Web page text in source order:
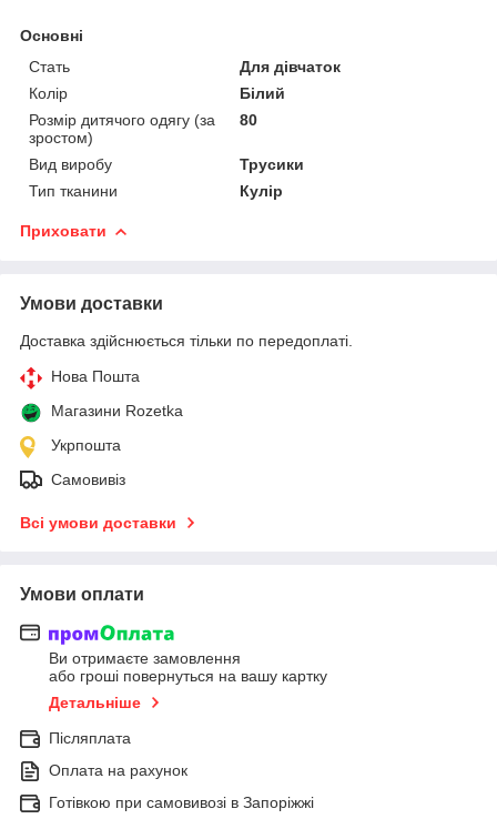
Основні
Стать
Для дівчаток
Колір
Білий
Розмір дитячого одягу (за
зростом)
80
Вид виробу
Трусики
Тип тканини
Кулір
Приховати
Умови доставки
Доставка здійснюється тільки по передоплаті.
Нова Пошта
Магазини Rozetka
Укрпошта
Самовивіз
Всі умови доставки
Умови оплати
Ви отримаєте замовлення
або гроші повернуться на вашу картку
Детальніше
Післяплата
Оплата на рахунок
Готівкою при самовивозі в Запоріжжі